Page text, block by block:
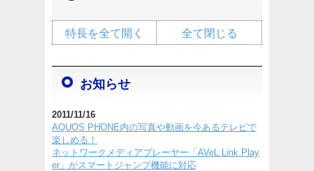
全て閉じる
特長を全て開く
お知らせ
2011/11/16
AQUOS PHONE内の写真や動画を今あるテレビで
楽しめる！
ネットワークメディアプレーヤー「AVeL Link Play
er」がスマートジャンプ機能に対応